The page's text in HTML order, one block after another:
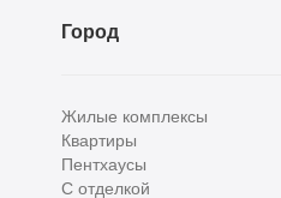
Город
Жилые комплексы
Квартиры
Пентхаусы
С отделкой